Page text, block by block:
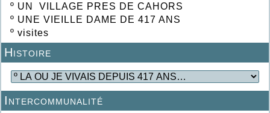
º UN VILLAGE PRES DE CAHORS
º UNE VIEILLE DAME DE 417 ANS
º visites
Histoire
Intercommunalité